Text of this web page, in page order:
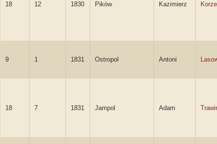
18 12 1830 Pików Kazimierz
9 1 1831 Ostropol Antoni
18 7 1831 Jampol Adam